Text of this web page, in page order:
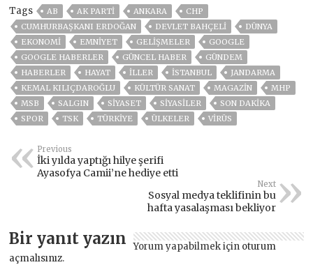
Tags AB AK PARTİ ANKARA
CHP
CUMHURBAŞKANI ERDOĞAN
DEVLET BAHÇELİ
DÜNYA
EKONOMİ
EMNİYET GELIŞMELER
GOOGLE
GOOGLE HABERLER
GÜNCEL HABER
GÜNDEM
HABERLER
HAYAT İLLER ISTANBUL
JANDARMA
KEMAL KILIÇDAROĞLU
KÜLTÜR SANAT MAGAZİN
MHP
MSB
SALGIN SİYASET SİYASİLER
SON DAKIKA
SPOR
TSK TÜRKİYE ÜLKELER VIRÜS
Previous
İki yılda yaptığı hilye şerifi
Ayasofya Camii’ne hediye etti
Next
Sosyal medya teklifinin bu
hafta yasalaşması bekliyor
Bir yanıt yazın Yorum yapabilmek için oturum
açmalısınız.